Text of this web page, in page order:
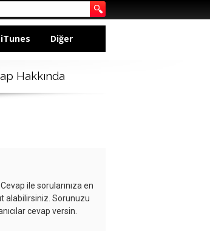
iTunes Diğer
Hakkında
ile sorularınıza en
alabilirsiniz. Sorunuzu
cevap versin.